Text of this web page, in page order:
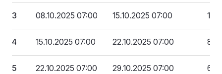
3 08.10.2025 07:00 15.10.2025 07:00
4 15.10.2025 07:00 22.10.2025 07:00 84
5 22.10.2025 07:00 29.10.2025 07:00 67